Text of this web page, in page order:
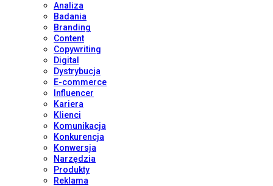
Analiza
Badania
Branding
Content
Copywriting
Digital
Dystrybucja
E-commerce
Influencer
Kariera
Klienci
Komunikacja
Konkurencja
Konwersja
Narzędzia
Produkty
Reklama